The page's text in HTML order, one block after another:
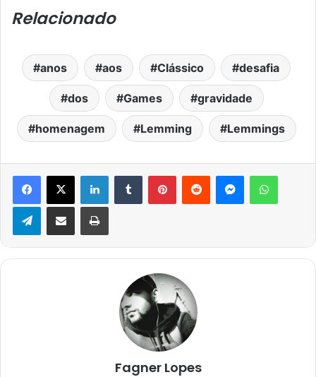
Relacionado
anos aos Clássico desafia
dos Games gravidade
homenagem Lemming Lemmings
Facebook
X LinkedinTumblr PinterestReddit Messenger
TelegramCompartilhar via e-mail Imprimir
Fagner Lopes